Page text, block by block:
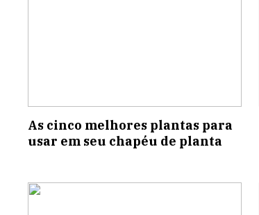
As cinco melhores plantas para
usar em seu chapéu de planta